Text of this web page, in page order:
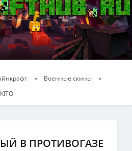
» Военные скины
»
В ПРОТИВОГАЗЕ